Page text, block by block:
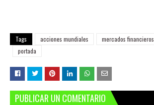
Tags acciones mundiales mercados financieros
portada
PUBLICAR UN COMENTARIO